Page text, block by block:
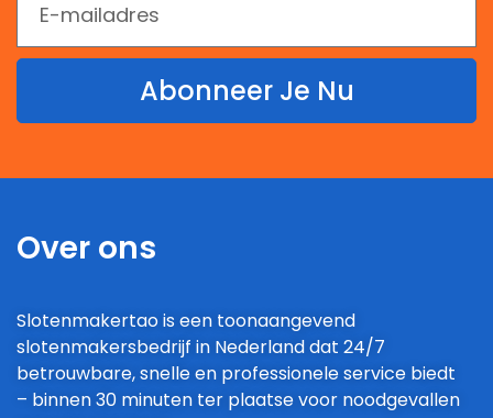
Abonneer Je Nu
Over ons
Slotenmakertao is een toonaangevend
slotenmakersbedrijf in Nederland dat 24/7
betrouwbare, snelle en professionele service biedt
– binnen 30 minuten ter plaatse voor noodgevallen